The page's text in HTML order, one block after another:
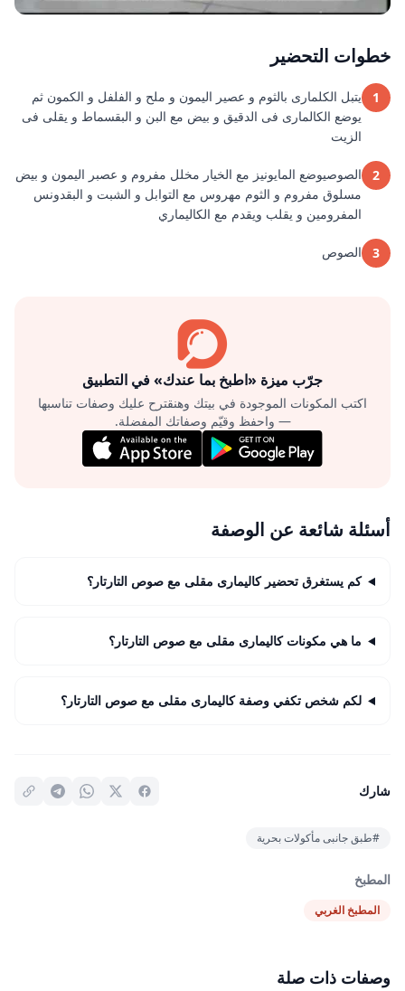
خطوات التحضير
1
يتبل الكلمارى بالثوم و عصير اليمون و ملح و الفلفل و الكمون ثم
يوضع الكالمارى فى الدقيق و بيض مع البن و البقسماط و يقلى فى
الزيت
2
الصوصيوضع المايونيز مع الخيار مخلل مفروم و عصبر اليمون و بيض
مسلوق مفروم و الثوم مهروس مع التوابل و الشبت و البقدونس
المفرومين و يقلب ويقدم مع الكاليماري
3 الصوص
جرّب ميزة «اطبخ بما عندك» في التطبيق
اكتب المكونات الموجودة في بيتك وهنقترح عليك وصفات تناسبها
— واحفظ وقيّم وصفاتك المفضلة.
أسئلة شائعة عن الوصفة
كم يستغرق تحضير كاليمارى مقلى مع صوص التارتار؟
ما هي مكونات كاليمارى مقلى مع صوص التارتار؟
لكم شخص تكفي وصفة كاليمارى مقلى مع صوص التارتار؟
شارك
#طبق جانبى مأكولات بحرية
المطبخ
المطبخ الغربي
وصفات ذات صلة